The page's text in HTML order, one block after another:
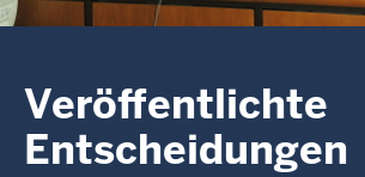
Veröffentlichte
Entscheidungen